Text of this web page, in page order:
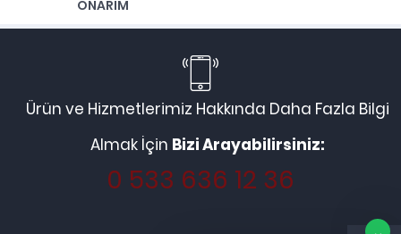
ONARIM
Ürün ve Hizmetlerimiz Hakkında Daha Fazla Bilgi
Almak İçin Bizi Arayabilirsiniz:
0 533 636 12 36